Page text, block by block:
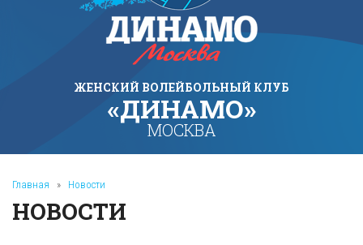
ЖЕНСКИЙ ВОЛЕЙБОЛЬНЫЙ КЛУБ
«ДИНАМО»
МОСКВА
Главная » Новости
НОВОСТИ